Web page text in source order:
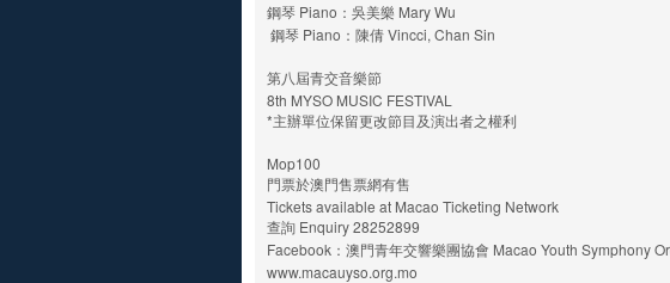
鋼琴 Piano：吳美樂 Mary Wu
鋼琴 Piano：陳倩 Vincci, Chan Sin
第八屆青交音樂節
8th MYSO MUSIC FESTIVAL
*主辦單位保留更改節目及演出者之權利
Mop100
門票於澳門售票網有售
Tickets available at Macao Ticketing Network
查詢 Enquiry 28252899
Facebook：澳門青年交響樂團協會 Macao Youth Symphony
www.macauyso.org.mo